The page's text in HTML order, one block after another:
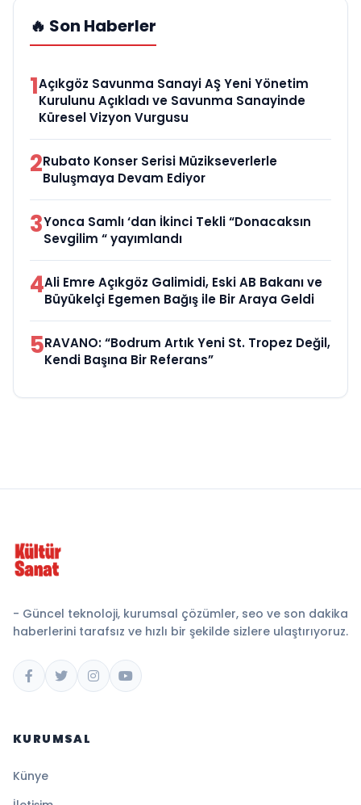
🔥 Son Haberler
1Açıkgöz Savunma Sanayi AŞ Yeni Yönetim
Kurulunu Açıkladı ve Savunma Sanayinde
Küresel Vizyon Vurgusu
2Rubato Konser Serisi Müzikseverlerle
Buluşmaya Devam Ediyor
3Yonca Samlı ‘dan İkinci Tekli “Donacaksın
Sevgilim “ yayımlandı
4Ali Emre Açıkgöz Galimidi, Eski AB Bakanı ve
Büyükelçi Egemen Bağış ile Bir Araya Geldi
5RAVANO: “Bodrum Artık Yeni St. Tropez Değil,
Kendi Başına Bir Referans”
- Güncel teknoloji, kurumsal çözümler, seo ve son dakika
haberlerini tarafsız ve hızlı bir şekilde sizlere ulaştırıyoruz.
KURUMSAL
Künye